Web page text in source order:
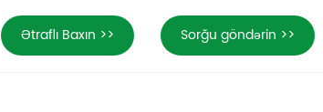
Ətraflı Baxın >> Sorğu göndərin >>